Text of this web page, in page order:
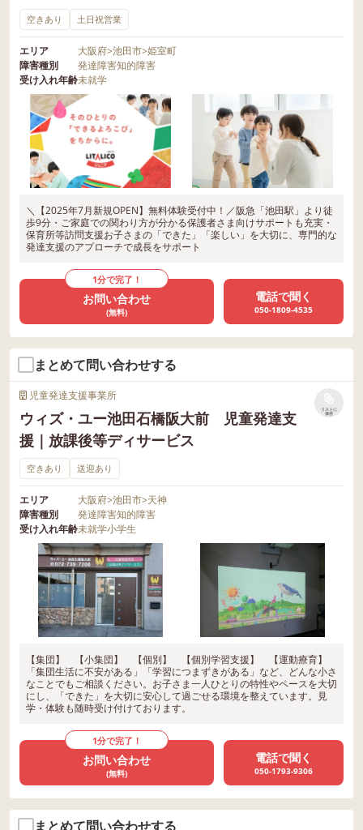
空きあり 土日祝営業
エリア 大阪府>池田市>姫室町
障害種別
発達障害知的障害
受け入れ年齢未就学
＼【2025年7月新規OPEN】無料体験受付中！／阪急「池田駅」より徒
歩9分・ご家庭での関わり方が分かる保護者さま向けサポートも充実・
保育所等訪問支援お子さまの「できた」「楽しい」を大切に、専門的な
発達支援のアプローチで成長をサポート
1分で完了！
お問い合わせ
(無料)
電話で聞く
050-1809-4535
まとめて問い合わせする
児童発達支援事業所
ウィズ・ユー池田石橋阪大前 児童発達支
援｜放課後等ディサービス
リストに
保存
空きあり 送迎あり
エリア 大阪府>池田市>天神
障害種別
発達障害知的障害
受け入れ年齢未就学小学生
【集団】 【小集団】 【個別】 【個別学習支援】 【運動療育】
「集団生活に不安がある」「学習につまずきがある」など、どんな小さ
なことでもご相談ください。お子さま一人ひとりの特性やペースを大切
にし、「できた」を大切に安心して過ごせる環境を整えています。見
学・体験も随時受け付けております。
1分で完了！
お問い合わせ
(無料)
電話で聞く
050-1793-9306
まとめて問い合わせする